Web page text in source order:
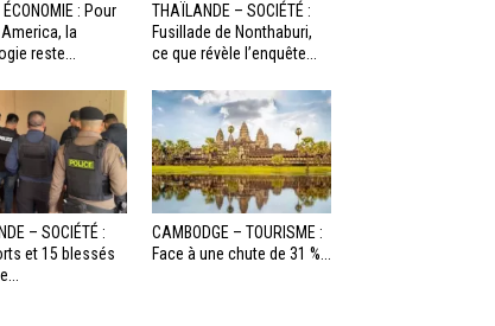
: Pour
la
reste...
THAÏLANDE – SOCIÉTÉ :
Fusillade de Nonthaburi,
ce que révèle l’enquête...
– SOCIÉTÉ :
et 15 blessés
CAMBODGE – TOURISME :
Face à une chute de 31 %...